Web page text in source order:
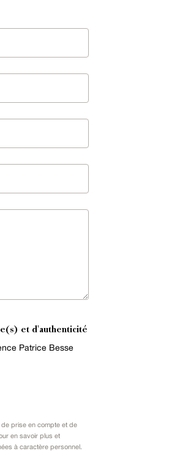
et d'authenticité
Patrice Besse
prise en compte et de
en savoir plus et
à caractère personnel.